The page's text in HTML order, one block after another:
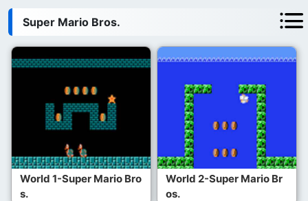
Super Mario Bros.
World 1-Super Mario Bro
s.
World 2-Super Mario Br
os.